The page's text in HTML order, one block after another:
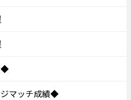
◆
マッチ成績◆